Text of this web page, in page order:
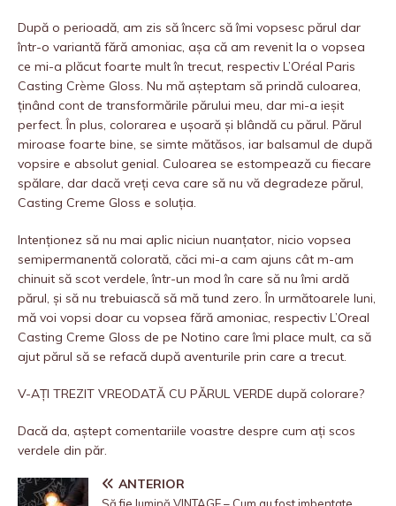
După o perioadă, am zis să încerc să îmi vopsesc părul dar
într-o variantă fără amoniac, așa că am revenit la o vopsea
ce mi-a plăcut foarte mult în trecut, respectiv L’Oréal Paris
Casting Crème Gloss. Nu mă așteptam să prindă culoarea,
ținând cont de transformările părului meu, dar mi-a ieșit
perfect. În plus, colorarea e ușoară și blândă cu părul. Părul
miroase foarte bine, se simte mătăsos, iar balsamul de după
vopsire e absolut genial. Culoarea se estompează cu fiecare
spălare, dar dacă vreți ceva care să nu vă degradeze părul,
Casting Creme Gloss e soluția.
Intenționez să nu mai aplic niciun nuanțator, nicio vopsea
semipermanentă colorată, căci mi-a cam ajuns cât m-am
chinuit să scot verdele, într-un mod în care să nu îmi ardă
părul, și să nu trebuiască să mă tund zero. În următoarele luni,
mă voi vopsi doar cu vopsea fără amoniac, respectiv L’Oreal
Casting Creme Gloss de pe Notino care îmi place mult, ca să
ajut părul să se refacă după aventurile prin care a trecut.
V-AȚI TREZIT VREODATĂ CU PĂRUL VERDE după colorare?
Dacă da, aștept comentariile voastre despre cum ați scos
verdele din păr.
ANTERIOR